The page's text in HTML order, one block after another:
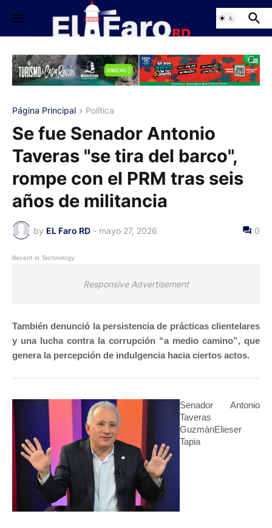
Página Principal Política
Se fue Senador Antonio
Taveras "se tira del barco",
rompe con el PRM tras seis
años de militancia
by EL Faro RD - mayo 27, 2026 0
Recent in Technology
Responsive Advertisement
También denunció la persistencia de prácticas clientelares
y una lucha contra la corrupción “a medio camino”, que
genera la percepción de indulgencia hacia ciertos actos.
Senador Antonio
Taveras
GuzmánElieser
Tapia